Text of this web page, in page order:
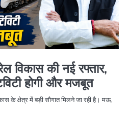
विकास की नई रफ्तार,
होगी और मजबूत
के क्षेत्र में बड़ी सौगात मिलने जा रही है। मऊ,